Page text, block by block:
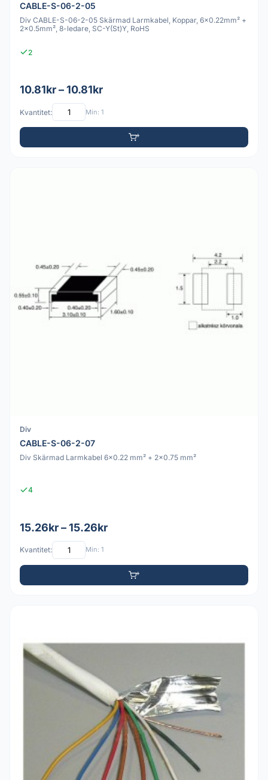
CABLE-S-06-2-05
Div CABLE-S-06-2-05 Skärmad Larmkabel, Koppar, 6x0.22mm² +
2x0.5mm², 8-ledare, SC-Y(St)Y, RoHS
2
10.81kr – 10.81kr
Kvantitet: Min: 1
Div
CABLE-S-06-2-07
Div Skärmad Larmkabel 6x0.22 mm² + 2x0.75 mm²
4
15.26kr – 15.26kr
Kvantitet: Min: 1